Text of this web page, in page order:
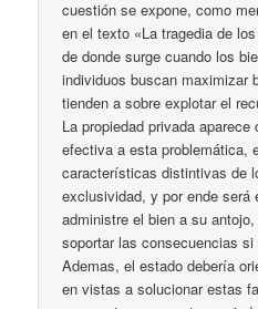
cuestión se expone, como
en el texto «La tragedia de
de donde surge cuando los
individuos buscan maximizar
tienden a sobre explotar el
La propiedad privada
efectiva a esta problemática,
características distintivas de
exclusividad, y por ende será
administre el bien a su
soportar las consecuencias
Ademas, el estado debería
en vistas a solucionar estas